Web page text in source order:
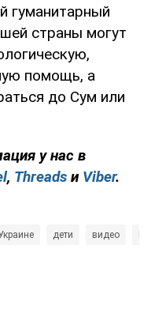
гуманитарный
страны могут
помощь, а
до Сум или
у нас в
, Threads и Viber.
дети видео